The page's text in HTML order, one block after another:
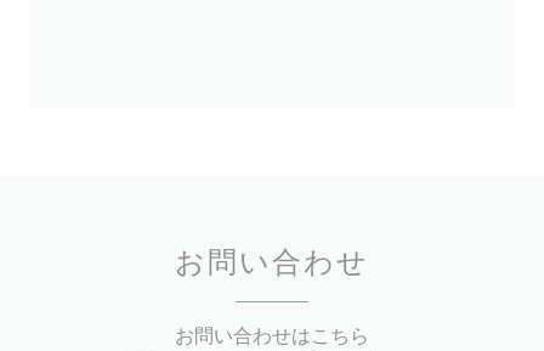
お問い合わせ
お問い合わせはこちら